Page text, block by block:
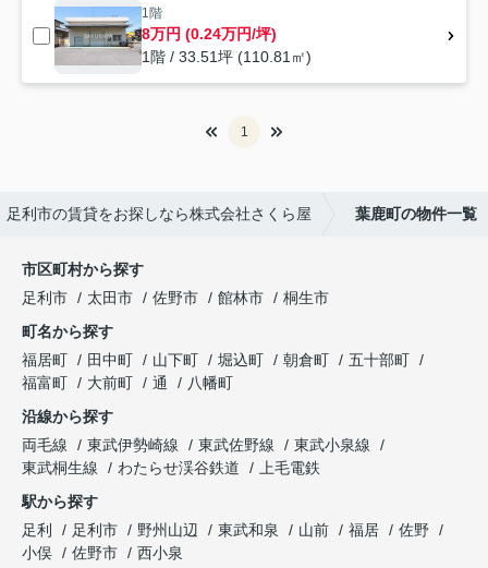
1階
8万円 (0.24万円/坪)
1階 / 33.51坪 (110.81㎡)
1
足利市の賃貸をお探しなら株式会社さくら屋 葉鹿町の物件一覧
市区町村から探す
足利市
太田市 佐野市 館林市
桐生市
町名から探す
福居町
田中町 山下町 堀込町 朝倉町
五十部町
福富町
大前町 通
八幡町
沿線から探す
両毛線
東武伊勢崎線 東武佐野線
東武小泉線
東武桐生線
わたらせ渓谷鉄道
上毛電鉄
駅から探す
足利
足利市 野州山辺 東武和泉 山前 福居
佐野
小俣
佐野市 西小泉